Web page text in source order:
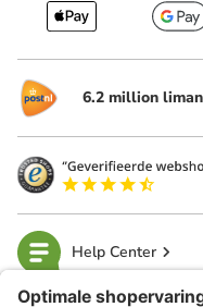
6.2 million
Help Center